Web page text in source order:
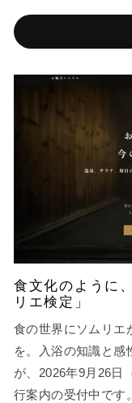
食文化のように
リエ検定」
食の世界にソムリエ
を。入浴の知識と感
が、2026年9月26日
行案内の受付中です。